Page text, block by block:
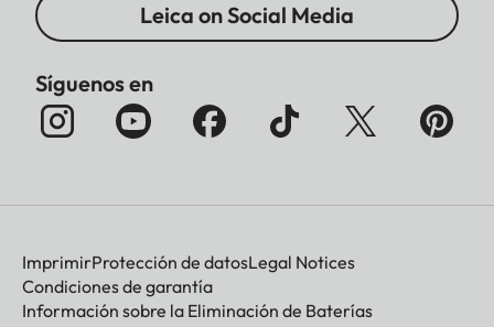
Leica on Social Media
Síguenos en
ImprimirProtección de datosLegal Notices
Condiciones de garantía
Información sobre la Eliminación de Baterías